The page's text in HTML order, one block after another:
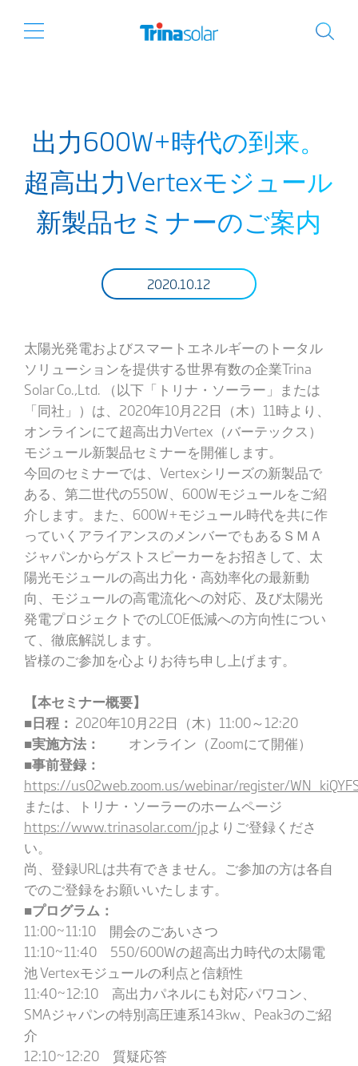
出力600W+時代の到来。
超高出力Vertexモジュール
新製品セミナーのご案内
2020.10.12
太陽光発電およびスマートエネルギーのトータル
ソリューションを提供する世界有数の企業Trina
Solar Co.,Ltd. （以下「トリナ・ソーラー」または
「同社」）は、2020年10月22日（木）11時より、
オンラインにて超高出力Vertex（バーテックス）
モジュール新製品セミナーを開催します。
今回のセミナーでは、Vertexシリーズの新製品で
ある、第二世代の550W、600Wモジュールをご紹
介します。また、600W+モジュール時代を共に作
っていくアライアンスのメンバーでもあるＳＭＡ
ジャパンからゲストスピーカーをお招きして、太
陽光モジュールの高出力化・高効率化の最新動
向、モジュールの高電流化への対応、及び太陽光
発電プロジェクトでのLCOE低減への方向性につい
て、徹底解説します。
皆様のご参加を心よりお待ち申し上げます。
【本セミナー概要】
■日程： 2020年10月22日（木）11:00～12:20
■実施方法：
オンライン（Zoomにて開催）
■事前登録：
https://us02web.zoom.us/webinar/register/
または、トリナ・ソーラーのホームページ
https://www.trinasolar.com/jpよりご登録くださ
い。
尚、登録URLは共有できません。ご参加の方は各自
でのご登録をお願いいたします。
■プログラム：
11:00~11:10 開会のごあいさつ
11:10~11:40 550/600Wの超高出力時代の太陽電
池 Vertexモジュールの利点と信頼性
11:40~12:10 高出力パネルにも対応パワコン、
SMAジャパンの特別高圧連系143kw、Peak3のご紹
介
12:10~12:20 質疑応答